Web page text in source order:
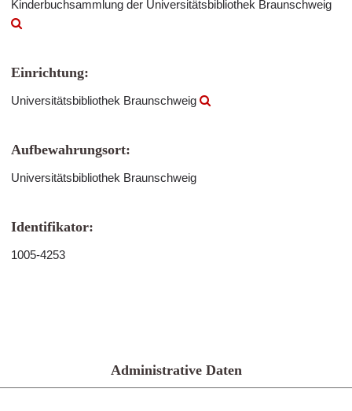
Kinderbuchsammlung der Universitätsbibliothek Braunschweig
Einrichtung:
Universitätsbibliothek Braunschweig
Aufbewahrungsort:
Universitätsbibliothek Braunschweig
Identifikator:
1005-4253
Administrative Daten